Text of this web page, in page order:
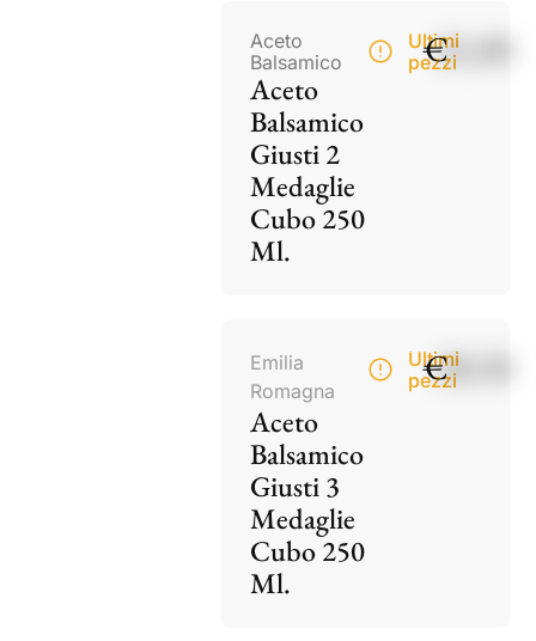
Aceto
Balsamico
Aceto
Balsamico
Giusti 2
Medaglie
Cubo 250
Ml.
Ultimi
pezzi
€21,00
Emilia
Romagna
Aceto
Balsamico
Giusti 3
Medaglie
Cubo 250
Ml.
Ultimi
pezzi
€28,50